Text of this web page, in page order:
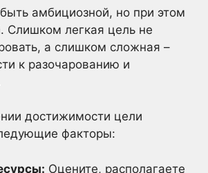
амбициозной, но при этом
Слишком легкая цель не
а слишком сложная –
к разочарованию и
достижимости цели
факторы:
Оцените, располагаете